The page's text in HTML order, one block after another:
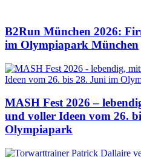
B2Run München 2026:
im Olympiapark München
MASH Fest 2026 –
und voller Ideen vom 26.
Olympiapark